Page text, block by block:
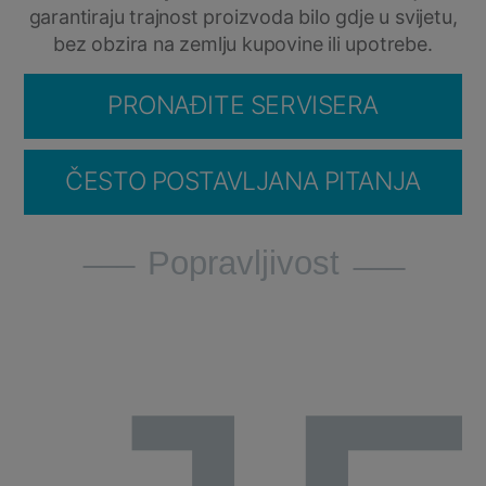
garantiraju trajnost proizvoda bilo gdje u svijetu,
bez obzira na zemlju kupovine ili upotrebe.
PRONAĐITE SERVISERA
ČESTO POSTAVLJANA PITANJA
Popravljivost